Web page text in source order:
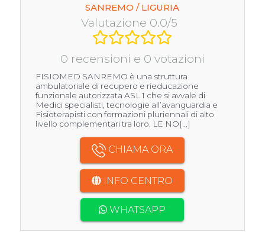
SANREMO / LIGURIA
Valutazione 0.0/5
0 recensioni e 0 votazioni
FISIOMED SANREMO è una struttura
ambulatoriale di recupero e rieducazione
funzionale autorizzata ASL 1 che si avvale di
Medici specialisti, tecnologie all’avanguardia e
Fisioterapisti con formazioni pluriennali di alto
livello complementari tra loro. LE NO[...]
CHIAMA ORA
INFO CENTRO
WHATSAPP